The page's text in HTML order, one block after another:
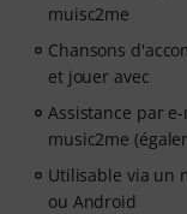
muisc2me
Chansons
et jouer avec
Assistance par
music2me
Utilisable via un
ou Android